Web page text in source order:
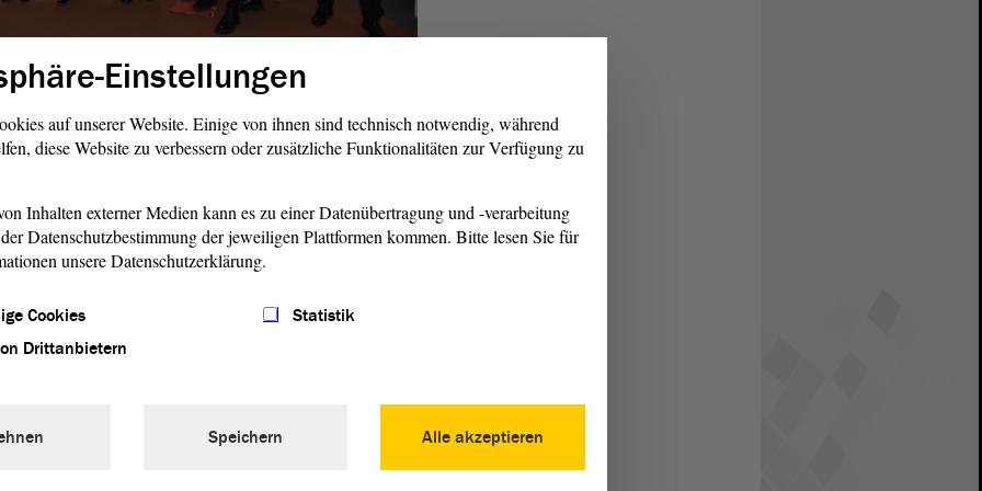
hat am Donnerstag, 23. Januar 2024, eine Petition
übergeben. Ziel derPetitionist es, eine
Anhalt einzurichten. Konkret fordern die Petenten ein
in Sachsen-Anhalt, das es dem
ermöglicht, bestimmte wichtige Aufgaben
Beispiel die Erstellung einer Berufsordnung, die
die Registrierung der beruflich Pflegenden sowie
von Berufsverbänden und Organisationen
Hebammen in Sachsen-Anhalt. Nach eigenen Angaben
ausgerichtete Gesundheits- und Sozialpolitik ein“.
ist sein wichtigstes Anliegen, „eine
Versorgung der Bevölkerung sicherzustellen“.
Einstellungen
auf unserer Website. Einige von ihnen sind technisch notwendig, während
diese Website zu verbessern oder zusätzliche Funktionalitäten zur Verfügung zu
Inhalten externer Medien kann es zu einer Datenübertragung und -verarbeitung
Datenschutzbestimmung der jeweiligen Plattformen kommen. Bitte lesen Sie für
unsere Datenschutzerklärung.
Cookies
Statistik
Drittanbietern
Alle akzeptieren
Speichern